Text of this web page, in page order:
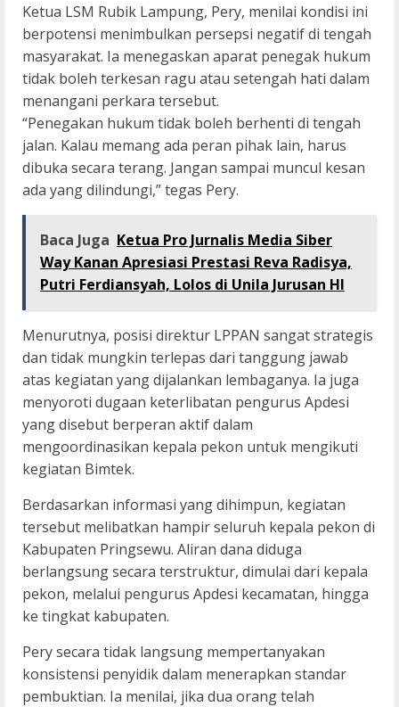
Ketua LSM Rubik Lampung, Pery, menilai kondisi ini
berpotensi menimbulkan persepsi negatif di tengah
masyarakat. Ia menegaskan aparat penegak hukum
tidak boleh terkesan ragu atau setengah hati dalam
menangani perkara tersebut.
“Penegakan hukum tidak boleh berhenti di tengah
jalan. Kalau memang ada peran pihak lain, harus
dibuka secara terang. Jangan sampai muncul kesan
ada yang dilindungi,” tegas Pery.
Baca Juga Ketua Pro Jurnalis Media Siber
Way Kanan Apresiasi Prestasi Reva Radisya,
Putri Ferdiansyah, Lolos di Unila Jurusan HI
Menurutnya, posisi direktur LPPAN sangat strategis
dan tidak mungkin terlepas dari tanggung jawab
atas kegiatan yang dijalankan lembaganya. Ia juga
menyoroti dugaan keterlibatan pengurus Apdesi
yang disebut berperan aktif dalam
mengoordinasikan kepala pekon untuk mengikuti
kegiatan Bimtek.
Berdasarkan informasi yang dihimpun, kegiatan
tersebut melibatkan hampir seluruh kepala pekon di
Kabupaten Pringsewu. Aliran dana diduga
berlangsung secara terstruktur, dimulai dari kepala
pekon, melalui pengurus Apdesi kecamatan, hingga
ke tingkat kabupaten.
Pery secara tidak langsung mempertanyakan
konsistensi penyidik dalam menerapkan standar
pembuktian. Ia menilai, jika dua orang telah